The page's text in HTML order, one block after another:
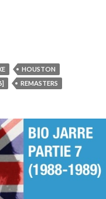
HOUSTON
REMASTERS